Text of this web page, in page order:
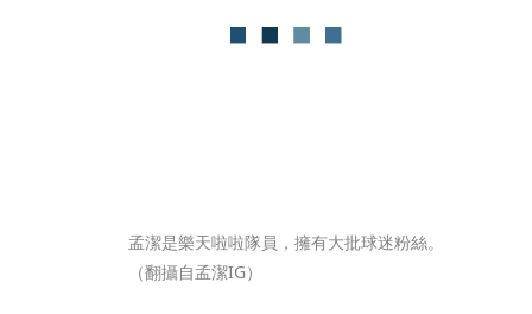
孟潔是樂天啦啦隊員，擁有大批球迷粉絲。
（翻攝自孟潔IG）